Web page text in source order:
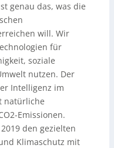
genau das, was die
will. Wir
für
soziale
nutzen. Der
Intelligenz im
natürliche
Emissionen.
den gezielten
Klimaschutz mit